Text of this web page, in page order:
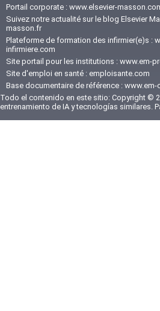
Portail corporate : www.elsevier-
Suivez notre actualité sur le blog Elsevier
masson.fr
Plateforme de formation des infirmier(e)s :
infirmiere.com
Site portail pour les institutions : www.em-
Site d'emploi en santé : emploisante.com
Base documentaire de référence : www.em-
Todo el contenido en este sitio: Copyright ©
entrenamiento de IA y tecnologías similares.